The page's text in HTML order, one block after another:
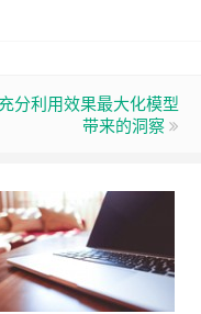
分利用效果最大化模型
带来的洞察